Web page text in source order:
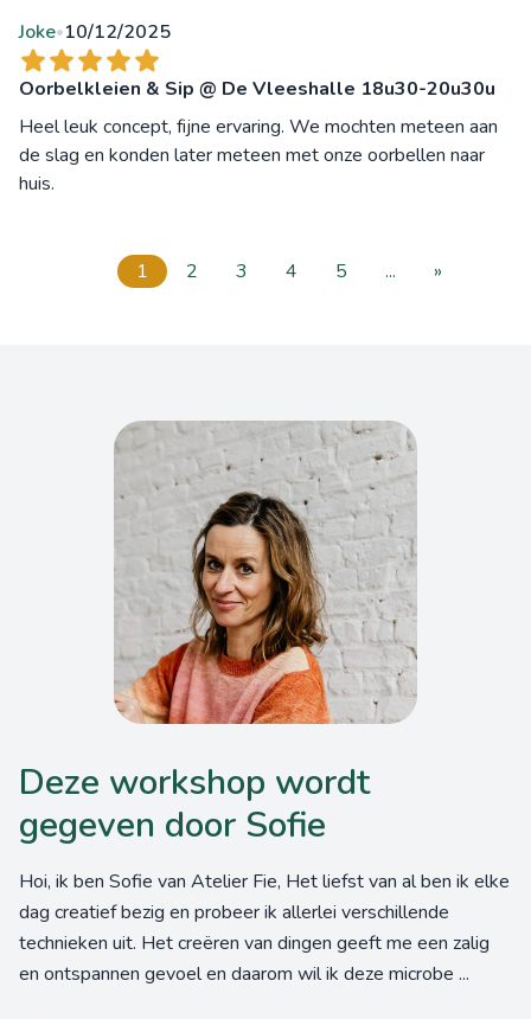
Joke•10/12/2025
Oorbelkleien & Sip @ De Vleeshalle 18u30-20u30u
Heel leuk concept, fijne ervaring. We mochten meteen aan
de slag en konden later meteen met onze oorbellen naar
huis.
1 2 3 4 5 ... »
Deze workshop wordt
gegeven door Sofie
Hoi, ik ben Sofie van Atelier Fie, Het liefst van al ben ik elke
dag creatief bezig en probeer ik allerlei verschillende
technieken uit. Het creëren van dingen geeft me een zalig
en ontspannen gevoel en daarom wil ik deze microbe ...